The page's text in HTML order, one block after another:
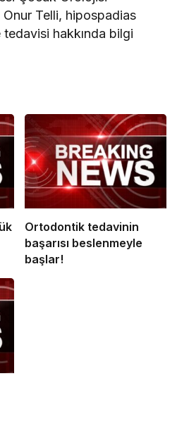
Onur Telli, hipospadias
hakkında bilgi
Ortodontik tedavinin
başarısı beslenmeyle
başlar!